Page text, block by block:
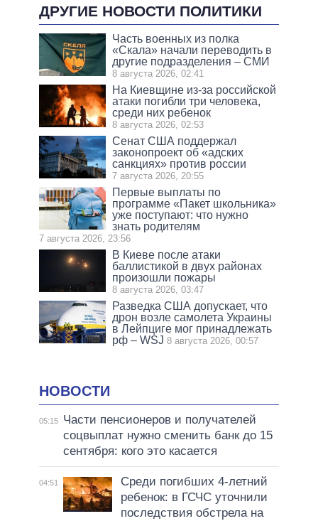
ДРУГИЕ НОВОСТИ ПОЛИТИКИ
Часть военных из полка
«Скала» начали переводить в
другие подразделения – СМИ
8 августа 2026, 02:41
На Киевщине из-за российской
атаки погибли три человека,
среди них ребенок
8 августа 2026, 02:53
Сенат США поддержал
законопроект об «адских
санкциях» против россии
7 августа 2026, 20:55
Первые выплаты по
программе «Пакет школьника»
уже поступают: что нужно
знать родителям
7 августа 2026, 23:56
В Киеве после атаки
баллистикой в двух районах
произошли пожары
8 августа 2026, 03:47
Разведка США допускает, что
дрон возле самолета Украины
в Лейпциге мог принадлежать
рф – WSJ 8 августа 2026, 00:57
НОВОСТИ
05:15
Части пенсионеров и получателей
соцвыплат нужно сменить банк до 15
сентября: кого это касается
04:51
Среди погибших 4-летний
ребенок: в ГСЧС уточнили
последствия обстрела на